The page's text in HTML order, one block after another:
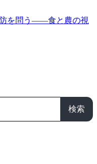
を問う――食と農の視
検索